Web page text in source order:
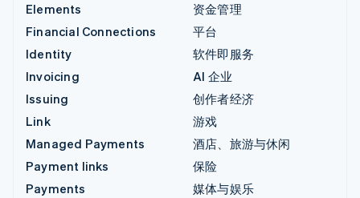
Elements
Financial Connections
Identity
Invoicing
Issuing
Link
Managed Payments
Payment links
Payments
资金管理
平台
软件即服务
AI 企业
创作者经济
游戏
酒店、旅游与休闲
保险
媒体与娱乐